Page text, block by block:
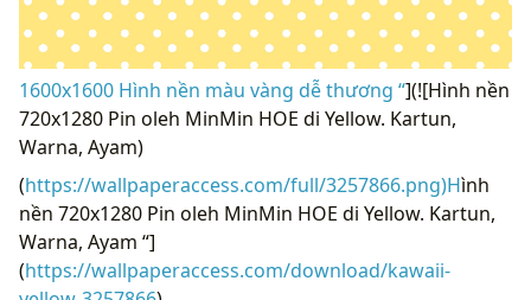
1600x1600 Hình nền màu vàng dễ thương “](![Hình nền
720x1280 Pin oleh MinMin HOE di Yellow. Kartun,
Warna, Ayam)
(https://wallpaperaccess.com/full/3257866.png)Hình
nền 720x1280 Pin oleh MinMin HOE di Yellow. Kartun,
Warna, Ayam “]
(https://wallpaperaccess.com/download/kawaii-